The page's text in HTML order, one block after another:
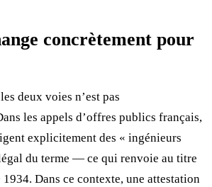
concrètement pour
deux voies n’est pas
les appels d’offres publics français,
explicitement des « ingénieurs
du terme — ce qui renvoie au titre
Dans ce contexte, une attestation